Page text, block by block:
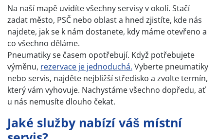
Na naší mapě uvidíte všechny servisy v okolí. Stačí
zadat město, PSČ nebo oblast a hned zjistíte, kde nás
najdete, jak se k nám dostanete, kdy máme otevřeno a
co všechno děláme.
Pneumatiky se časem opotřebují. Když potřebujete
výměnu, rezervace je jednoduchá. Vyberte pneumatiky
nebo servis, najděte nejbližší středisko a zvolte termín,
který vám vyhovuje. Nachystáme všechno dopředu, ať
u nás nemusíte dlouho čekat.
Jaké služby nabízí váš místní